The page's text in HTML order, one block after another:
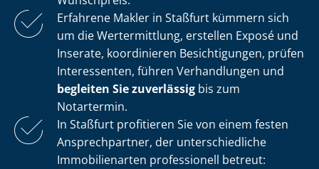
Erfahrene Makler in Staßfurt kümmern sich
um die Wertermittlung, erstellen Exposé und
Inserate, koordinieren Besichtigungen, prüfen
Interessenten, führen Verhandlungen und
begleiten Sie zuverlässig bis zum
Notartermin.
In Staßfurt profitieren Sie von einem festen
Ansprechpartner, der un­ter­schied­li­che
Immobilienarten professionell betreut: